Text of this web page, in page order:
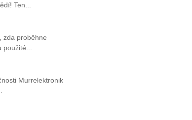
Ten...
zda proběhne
Murrelektronik